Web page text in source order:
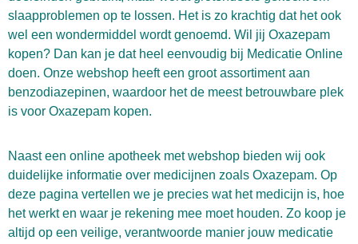
slaapproblemen op te lossen. Het is zo krachtig dat het ook
wel een wondermiddel wordt genoemd. Wil jij Oxazepam
kopen? Dan kan je dat heel eenvoudig bij Medicatie Online
doen. Onze webshop heeft een groot assortiment aan
benzodiazepinen, waardoor het de meest betrouwbare plek
is voor Oxazepam kopen.
Naast een online apotheek met webshop bieden wij ook
duidelijke informatie over medicijnen zoals Oxazepam. Op
deze pagina vertellen we je precies wat het medicijn is, hoe
het werkt en waar je rekening mee moet houden. Zo koop je
altijd op een veilige, verantwoorde manier jouw medicatie